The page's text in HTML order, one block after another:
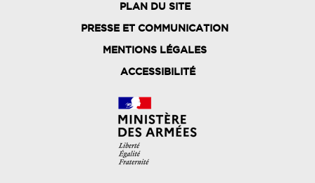
FOOTER
MENU
PLAN DU SITE
PRESSE ET COMMUNICATION
MENTIONS LÉGALES
ACCESSIBILITÉ